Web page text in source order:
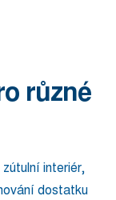
různé
zútulní interiér,
dostatku